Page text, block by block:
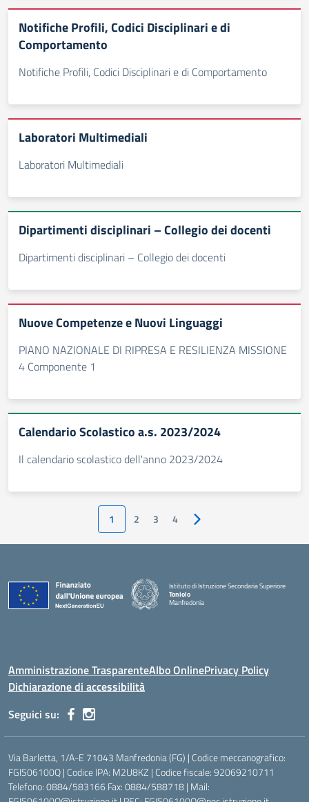
Notifiche Profili, Codici Disciplinari e di
Comportamento
Notifiche Profili, Codici Disciplinari e di Comportamento
Laboratori Multimediali
Laboratori Multimediali
Dipartimenti disciplinari – Collegio dei docenti
Dipartimenti disciplinari – Collegio dei docenti
Nuove Competenze e Nuovi Linguaggi
PIANO NAZIONALE DI RIPRESA E RESILIENZA MISSIONE
4 Componente 1
Calendario Scolastico a.s. 2023/2024
Il calendario scolastico dell'anno 2023/2024
1 2 3 4 Pagina successiva
Istituto di Istruzione Secondaria Superiore
Toniolo
Manfredonia
Amministrazione TrasparenteAlbo OnlinePrivacy Policy
Dichiarazione di accessibilità
Seguici su:
Via Barletta, 1/A-E 71043 Manfredonia (FG) | Codice meccanografico:
FGIS06100Q | Codice IPA: M2U8KZ | Codice fiscale: 92069210711
Telefono: 0884/583166 Fax: 0884/588718 | Mail: